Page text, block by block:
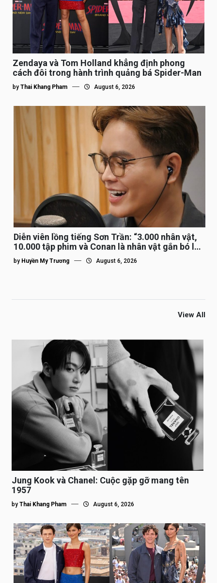
Zendaya và Tom Holland khẳng định phong
cách đôi trong hành trình quảng bá Spider-Man
by Thai Khang Pham August 6, 2026
Diễn viên lồng tiếng Sơn Trần: “3.000 nhân vật,
10.000 tập phim và Conan là nhân vật gắn bó lâu
nhất”
by Huyền My Trương August 6, 2026
View All
Jung Kook và Chanel: Cuộc gặp gỡ mang tên
1957
by Thai Khang Pham August 6, 2026